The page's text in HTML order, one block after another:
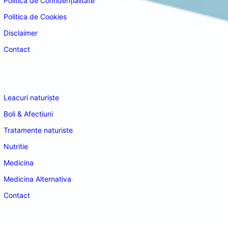
Politica de Cookies
Disclaimer
Contact
Leacuri naturiste
Boli & Afectiuni
Tratamente naturiste
Nutritie
Medicina
Medicina Alternativa
Contact